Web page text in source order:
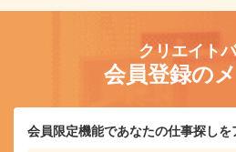
クリエイト
会員登録の
会員限定機能であなたの仕事探しを